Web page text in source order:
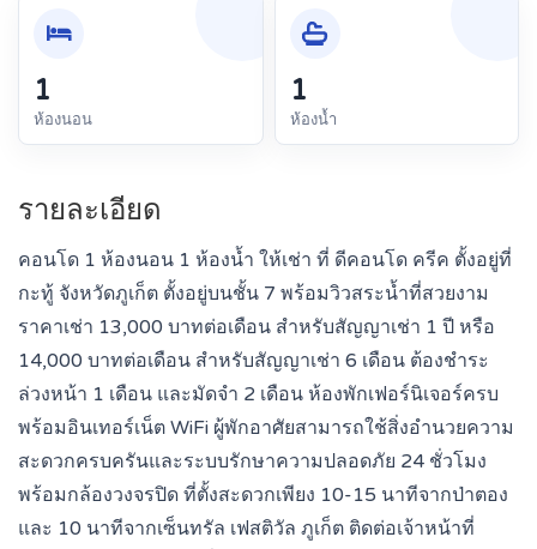
1
ห้องนอน
1
ห้องน้ำ
รายละเอียด
คอนโด 1 ห้องนอน 1 ห้องน้ำ ให้เช่า ที่ ดีคอนโด ครีค ตั้งอยู่ที่
กะทู้ จังหวัดภูเก็ต ตั้งอยู่บนชั้น 7 พร้อมวิวสระน้ำที่สวยงาม
ราคาเช่า 13,000 บาทต่อเดือน สำหรับสัญญาเช่า 1 ปี หรือ
14,000 บาทต่อเดือน สำหรับสัญญาเช่า 6 เดือน ต้องชำระ
ล่วงหน้า 1 เดือน และมัดจำ 2 เดือน ห้องพักเฟอร์นิเจอร์ครบ
พร้อมอินเทอร์เน็ต WiFi ผู้พักอาศัยสามารถใช้สิ่งอำนวยความ
สะดวกครบครันและระบบรักษาความปลอดภัย 24 ชั่วโมง
พร้อมกล้องวงจรปิด ที่ตั้งสะดวกเพียง 10-15 นาทีจากป่าตอง
และ 10 นาทีจากเซ็นทรัล เฟสติวัล ภูเก็ต ติดต่อเจ้าหน้าที่